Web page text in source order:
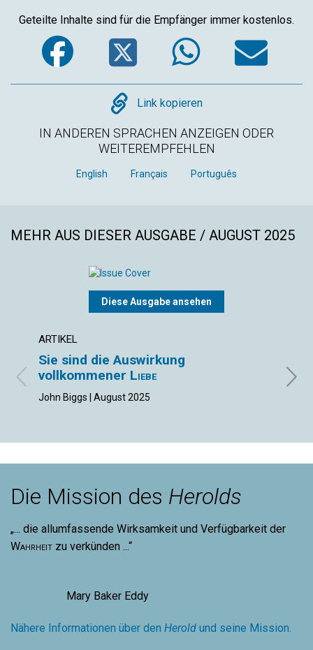
Geteilte Inhalte sind für die Empfänger immer kostenlos.
Facebook
Twitter
Copy
Link kopieren
IN ANDEREN SPRACHEN ANZEIGEN ODER
WEITEREMPFEHLEN
English Français Português
MEHR AUS DIESER AUSGABE / AUGUST 2025
Diese Ausgabe ansehen
ARTIKEL
Sie sind die Auswirkung
vollkommener Liebe
John Biggs | August 2025
Doris
Die Mission des Herolds
„... die allumfassende Wirksamkeit und Verfügbarkeit der
Wahrheit zu verkünden ...“
Mary Baker Eddy
Nähere Informationen über den Herold und seine Mission.